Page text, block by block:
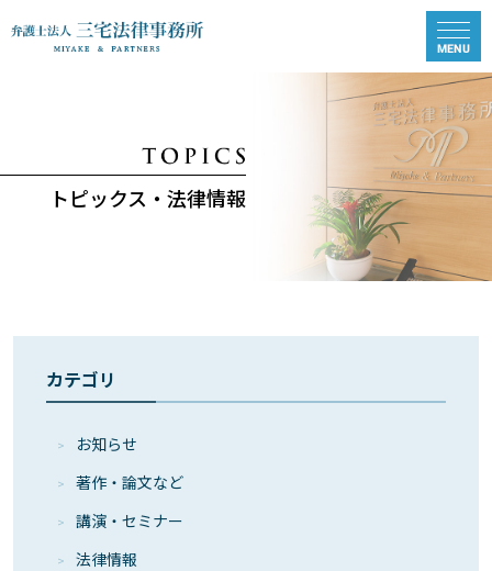
トピックス・法律情報
カテゴリ
お知らせ
著作・論⽂など
講演・セミナー
法律情報